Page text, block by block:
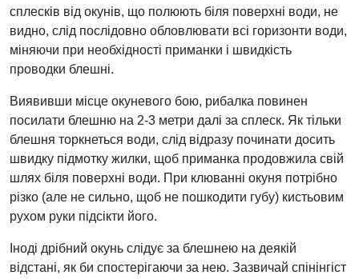
сплесків від окунів, що полюють біля поверхні води, не
видно, слід послідовно обловлювати всі горизонти води,
міняючи при необхідності приманки і швидкість
проводки блешні.
Виявивши місце окуневого бою, рибалка повинен
посилати блешню на 2-3 метри далі за сплеск. Як тільки
блешня торкнеться води, слід відразу починати досить
швидку підмотку жилки, щоб приманка продовжила свій
шлях біля поверхні води. При клюванні окуня потрібно
різко (але не сильно, щоб не пошкодити губу) кистьовим
рухом руки підсікти його.
Іноді дрібний окунь слідує за блешнею на деякій
відстані, як би спостерігаючи за нею. Зазвичай спінінгіст